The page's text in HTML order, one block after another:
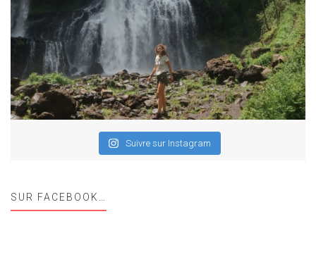
Suivre sur Instagram
SUR FACEBOOK…